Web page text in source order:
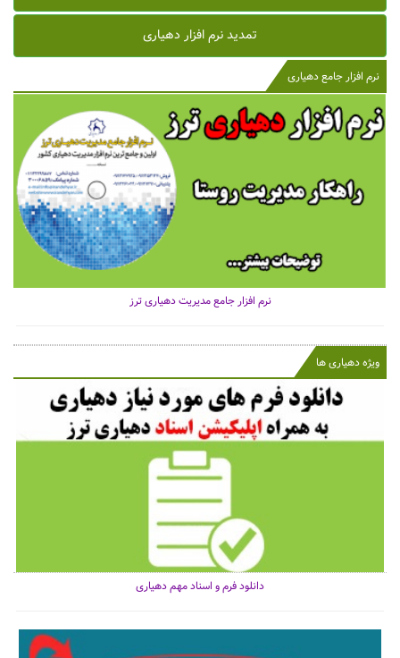
تمدید نرم افزار دهیاری
نرم افزار جامع دهیاری
نرم افزار جامع مدیریت دهیاری ترز
ویژه دهیاری ها
دانلود فرم و اسناد مهم دهیاری